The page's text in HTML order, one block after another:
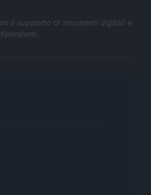
il supporto di strumenti digitali e